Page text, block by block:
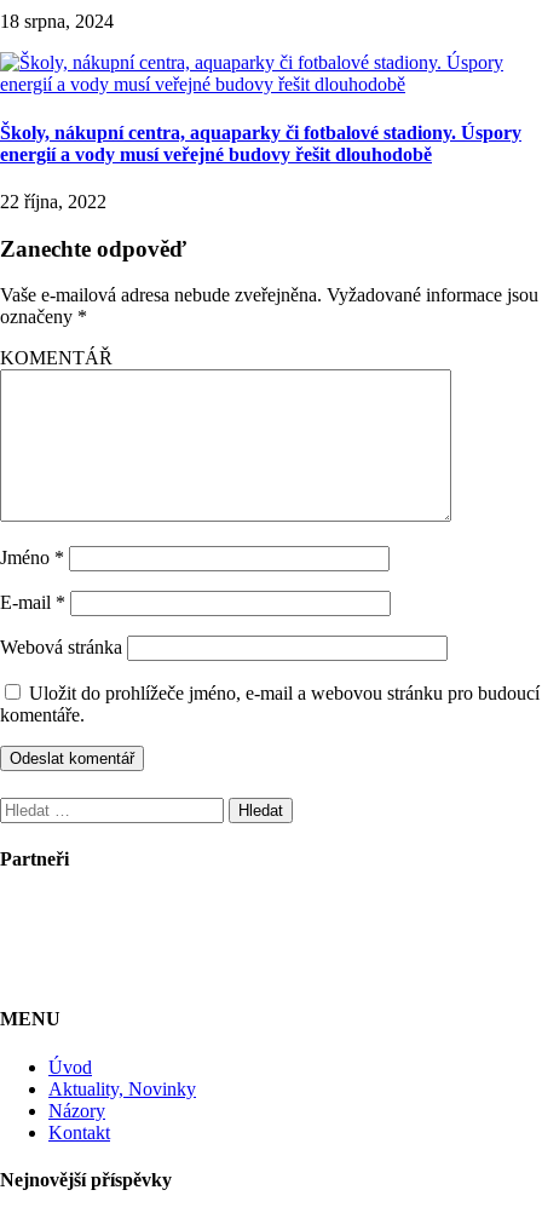
18 srpna, 2024
Školy, nákupní centra, aquaparky či fotbalové stadiony. Úspory
energií a vody musí veřejné budovy řešit dlouhodobě
22 října, 2022
Zanechte odpověď
Vaše e-mailová adresa nebude zveřejněna. Vyžadované informace jsou
označeny *
KOMENTÁŘ
Jméno *
E-mail *
Webová stránka
Uložit do prohlížeče jméno, e-mail a webovou stránku pro budoucí
komentáře.
Vyhledávání
Partneři
MENU
Úvod
Aktuality, Novinky
Názory
Kontakt
Nejnovější příspěvky